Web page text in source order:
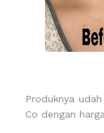
Produknya
Co dengan